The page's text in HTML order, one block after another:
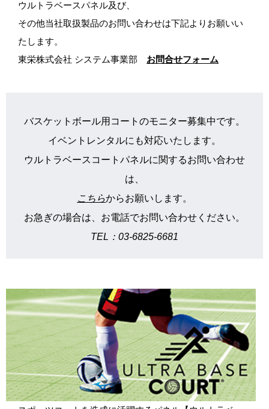
ウルトラベースパネル及び、
その他当社取扱製品のお問い合わせは下記よりお願いい
たします。
東栄株式会社 システム事業部 お問合せフォーム
バスケットボール用コートのモニター募集中です。
イベントレンタルにも対応いたします。
ウルトラベースコートパネルに関するお問い合わせ
は、
こちらからお願いします。
お急ぎの場合は、お電話でお問い合わせください。
TEL：03-6825-6681